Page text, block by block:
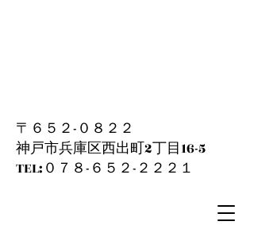
〒６５２-０８２２
神戸市兵庫区西出町2丁目16-5
​TEL:０７８-６５２-２２２１